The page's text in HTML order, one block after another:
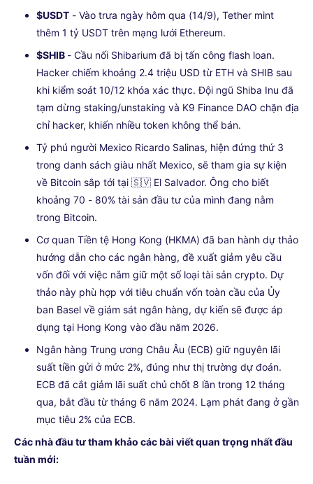
$USDT - Vào trưa ngày hôm qua (14/9), Tether mint
thêm 1 tỷ USDT trên mạng lưới Ethereum.
$SHIB - Cầu nối Shibarium đã bị tấn công flash loan.
Hacker chiếm khoảng 2.4 triệu USD từ ETH và SHIB sau
khi kiểm soát 10/12 khóa xác thực. Đội ngũ Shiba Inu đã
tạm dừng staking/unstaking và K9 Finance DAO chặn địa
chỉ hacker, khiến nhiều token không thể bán.
Tỷ phú người Mexico Ricardo Salinas, hiện đứng thứ 3
trong danh sách giàu nhất Mexico, sẽ tham gia sự kiện
về Bitcoin sắp tới tại 🇸🇻 El Salvador. Ông cho biết
khoảng 70 - 80% tài sản đầu tư của mình đang nằm
trong Bitcoin.
Cơ quan Tiền tệ Hong Kong (HKMA) đã ban hành dự thảo
hướng dẫn cho các ngân hàng, đề xuất giảm yêu cầu
vốn đối với việc nắm giữ một số loại tài sản crypto. Dự
thảo này phù hợp với tiêu chuẩn vốn toàn cầu của Ủy
ban Basel về giám sát ngân hàng, dự kiến sẽ được áp
dụng tại Hong Kong vào đầu năm 2026.
Ngân hàng Trung ương Châu Âu (ECB) giữ nguyên lãi
suất tiền gửi ở mức 2%, đúng như thị trường dự đoán.
ECB đã cắt giảm lãi suất chủ chốt 8 lần trong 12 tháng
qua, bắt đầu từ tháng 6 năm 2024. Lạm phát đang ở gần
mục tiêu 2% của ECB.
Các nhà đầu tư tham khảo các bài viết quan trọng nhất đầu
tuần mới: